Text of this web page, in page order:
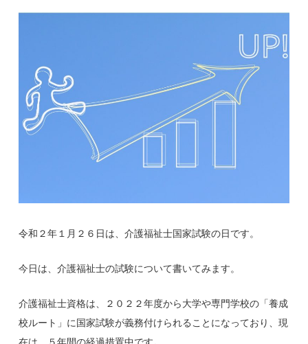
令和２年１月２６日は、介護福祉士国家試験の日です。
今日は、介護福祉士の試験について書いてみます。
介護福祉士資格は、２０２２年度から大学や専門学校の「養成
校ルート」に国家試験が義務付けられることになっており、現
在は、５年間の経過措置中です。